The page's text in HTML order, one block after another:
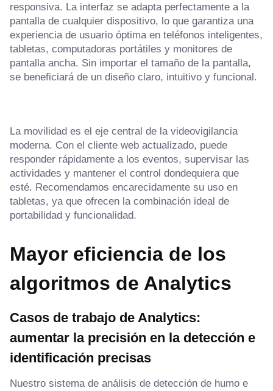
responsiva. La interfaz se adapta perfectamente a la
pantalla de cualquier dispositivo, lo que garantiza una
experiencia de usuario óptima en teléfonos inteligentes,
tabletas, computadoras portátiles y monitores de
pantalla ancha. Sin importar el tamaño de la pantalla,
se beneficiará de un diseño claro, intuitivo y funcional.
La movilidad es el eje central de la videovigilancia
moderna. Con el cliente web actualizado, puede
responder rápidamente a los eventos, supervisar las
actividades y mantener el control dondequiera que
esté. Recomendamos encarecidamente su uso en
tabletas, ya que ofrecen la combinación ideal de
portabilidad y funcionalidad.
Mayor eficiencia de los
algoritmos de Analytics
Casos de trabajo de Analytics:
aumentar la precisión en la detección e
identificación precisas
Nuestro sistema de análisis de detección de humo e